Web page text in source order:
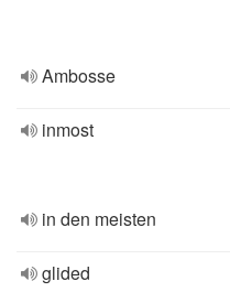
Ambosse
inmost
in den meisten
glided